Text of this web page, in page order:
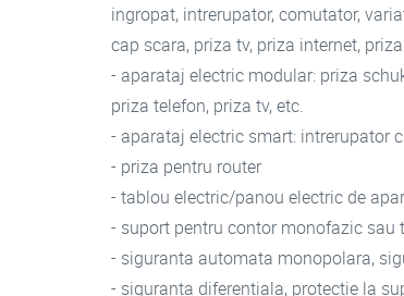
ingropat, intrerupator, comutator,
cap scara, priza tv, priza internet,
- aparataj electric modular: priza
priza telefon, priza tv, etc.
- aparataj electric smart: intrerupator
- priza pentru router
- tablou electric/panou electric de
- suport pentru contor monofazic sau
- siguranta automata monopolara,
- siguranta diferentiala, protectie la